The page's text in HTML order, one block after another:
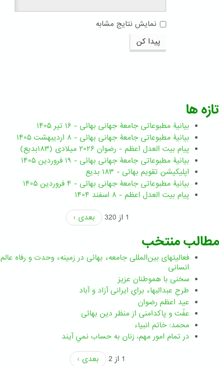
نمایش نتایج مشابه
پیدا کن
تازه ها
بیانیۀ مطبوعاتی جامعۀ جهانی بهائی - ۱۶ تیر ۱۴۰۵
بیانیۀ مطبوعاتی جامعۀ جهانی بهائی - ۸ اردیبهشت ۱۴۰۵
پیام بیت العدل اعظم - رضوان ۲۰۲۶ میلادی (۱۸۳بدیع)
بیانیۀ مطبوعاتی جامعۀ جهانی بهائی - ۱۹ فروردین ۱۴۰۵
اپلیکیشن تقویم بهائی - ۱۸۳ بدیع
بیانیۀ مطبوعاتی جامعۀ جهانی بهائی - ۴ فروردین ۱۴۰۵
پیام بیت العدل اعظم - ۸ اسفند ۱۴۰۴
1 از 320
بعدی ›
مطالب منتخب
فعالیتهای بین‌المللی جامعهء بهائی در زمینهء وحدت و رفاه عالم
انسانی
سخنی با هموطنان عزیز
طرحِ عبدالبهاء برایِ ایرانی آزاد و آباد
عید اعظم رضوان
عفّت و پاکدامنی از منظر دین بهائی
محمد: خاتم انبیاء
در تمام امور مهم،‌ زنان به حساب نمي آيند
1 از 2
بعدی ›